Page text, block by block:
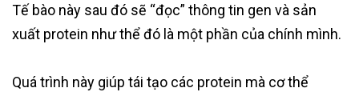
Tế bào này sau đó sẽ “đọc” thông tin gen và sản
xuất protein như thể đó là một phần của chính mình.
Quá trình này giúp tái tạo các protein mà cơ thể